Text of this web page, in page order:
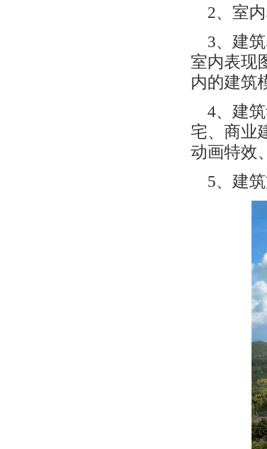
2、室
3、建
室内表现
内的建筑
4、建
宅、商业
动画特效
5、建